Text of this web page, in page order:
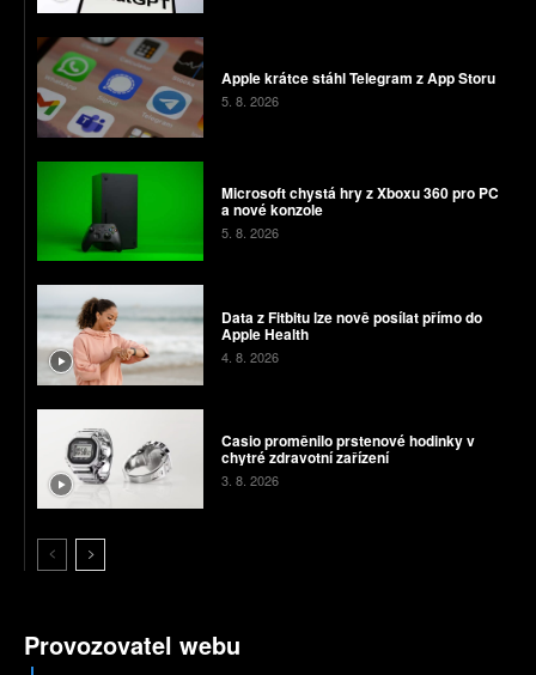
Apple krátce stáhl Telegram z App Storu
5. 8. 2026
Microsoft chystá hry z Xboxu 360 pro PC
a nové konzole
5. 8. 2026
Data z Fitbitu lze nově posílat přímo do
Apple Health
4. 8. 2026
Casio proměnilo prstenové hodinky v
chytré zdravotní zařízení
3. 8. 2026
Provozovatel webu